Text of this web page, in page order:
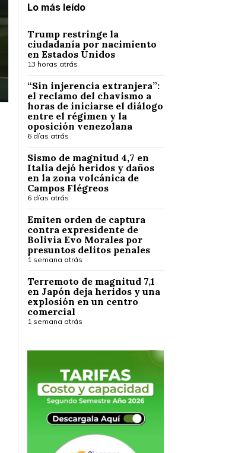
Lo más leído
Trump restringe la
ciudadanía por nacimiento
en Estados Unidos
13 horas atrás
“Sin injerencia extranjera”:
el reclamo del chavismo a
horas de iniciarse el diálogo
entre el régimen y la
oposición venezolana
6 días atrás
Sismo de magnitud 4,7 en
Italia dejó heridos y daños
en la zona volcánica de
Campos Flégreos
6 días atrás
Emiten orden de captura
contra expresidente de
Bolivia Evo Morales por
presuntos delitos penales
1 semana atrás
Terremoto de magnitud 7,1
en Japón deja heridos y una
explosión en un centro
comercial
1 semana atrás